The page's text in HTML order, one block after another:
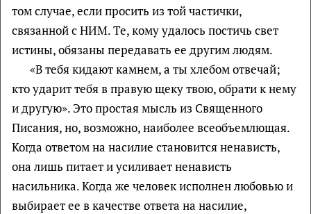
том случае, если просить из той частички,
связанной с НИМ. Те, кому удалось постичь свет
истины, обязаны передавать ее другим людям.
«В тебя кидают камнем, а ты хлебом отвечай;
кто ударит тебя в правую щеку твою, обрати к нему
и другую». Это простая мысль из Священного
Писания, но, возможно, наиболее всеобъемлющая.
Когда ответом на насилие становится ненависть,
она лишь питает и усиливает ненависть
насильника. Когда же человек исполнен любовью и
выбирает ее в качестве ответа на насилие,